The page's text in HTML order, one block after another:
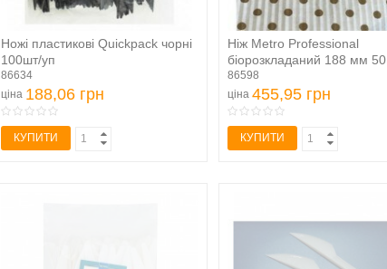
Ножі пластикові Quickpack чорні
100шт/уп
86634
ціна 188,06 грн
КУПИТИ
Ніж Metro Professional
біорозкладаний 188 мм 50
86598
ціна 455,95 грн
КУПИТИ